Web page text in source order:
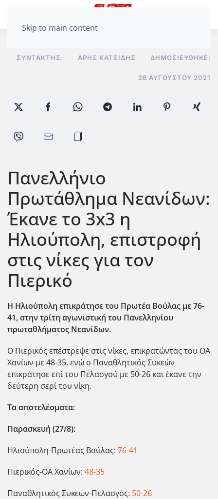
Skip to main content
ΣΥΝΤΆΚΤΗΣ: ΆΡΗΣ ΚΑΤΣΊΔΗΣ ΔΗΜΟΣΙΕΎΘΗΚΕ:
28 ΑΥΓΟΎΣΤΟΥ 2021
Πανελλήνιο
Πρωτάθλημα Νεανίδων:
Έκανε το 3x3 η
Ηλιούπολη, επιστροφή
στις νίκες για τον
Πιερικό
Η Ηλιούπολη επικράτησε του Πρωτέα Βούλας με 76-
41, στην τρίτη αγωνιστική του Πανελληνίου
πρωταθλήματος Νεανίδων.
Ο Πιερικός επέστρεψε στις νίκες, επικρατώντας του ΟΑ
Χανίων με 48-35, ενώ ο Παναθλητικός Συκεών
επικράτησε επί του Πελασγού με 50-26 και έκανε την
δεύτερη σερί του νίκη.
Τα αποτελέσματα:
Παρασκευή (27/8):
Ηλιούπολη-Πρωτέας Βούλας: 76-41
Πιερικός-ΟΑ Χανίων: 48-35
Παναθλητικός Συκεών-Πελασγός: 50-26